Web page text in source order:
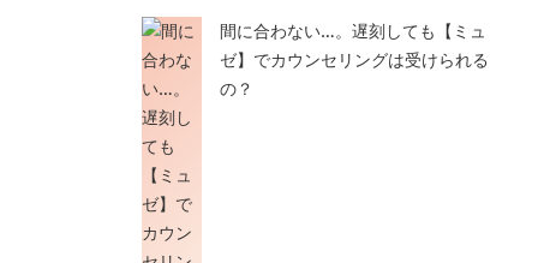
間に合わない…。遅刻しても【ミュ
ゼ】でカウンセリングは受けられる
の？